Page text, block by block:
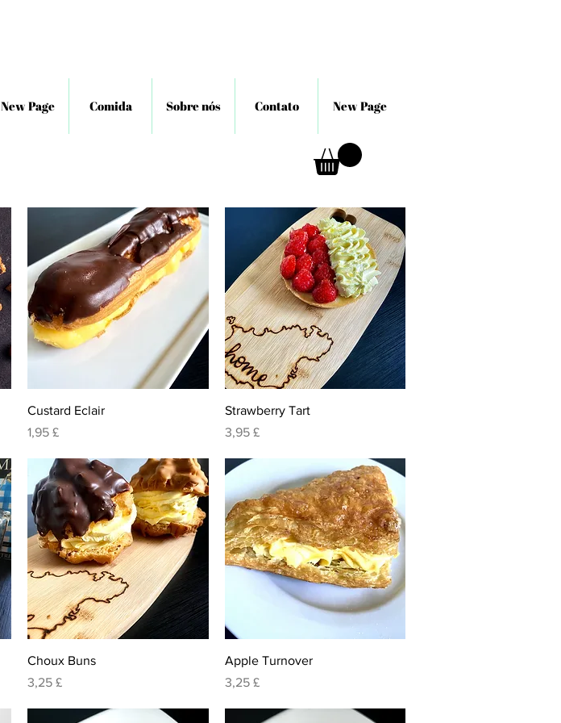
New Page Comida Sobre nós Contato New Page
Visualização rápida
Custard Eclair
Preço
1,95 £
Visualização rápida
Strawberry Tart
Preço
3,95 £
Visualização rápida
Choux Buns
Preço
3,25 £
Visualização rápida
Apple Turnover
Preço
3,25 £